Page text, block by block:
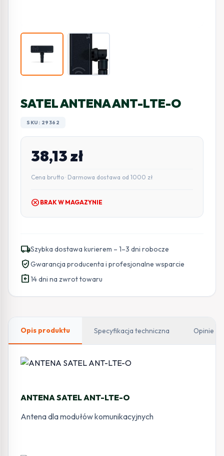
SATEL ANTENA ANT-LTE-O
SKU: 29362
38,13zł
Cena brutto · Darmowa dostawa od 1000 zł
cancel BRAK W MAGAZYNIE
local_shippingSzybka dostawa kurierem – 1–3 dni robocze
verified_userGwarancja producenta i profesjonalne wsparcie
assignment_return14 dni na zwrot towaru
Opis produktu Specyfikacja techniczna Opinie
ANTENA SATEL ANT-LTE-O
Antena dla modułów komunikacyjnych